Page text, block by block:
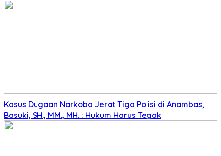
Kasus Dugaan Narkoba Jerat Tiga Polisi di Anambas,
Basuki, SH., MM., MH. : Hukum Harus Tegak